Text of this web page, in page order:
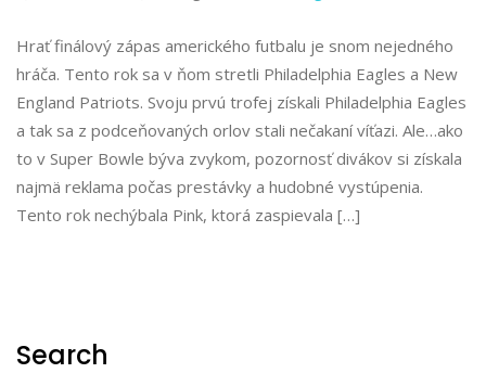
Hrať finálový zápas amerického futbalu je snom nejedného
hráča. Tento rok sa v ňom stretli Philadelphia Eagles a New
England Patriots. Svoju prvú trofej získali Philadelphia Eagles
a tak sa z podceňovaných orlov stali nečakaní víťazi. Ale…ako
to v Super Bowle býva zvykom, pozornosť divákov si získala
najmä reklama počas prestávky a hudobné vystúpenia.
Tento rok nechýbala Pink, ktorá zaspievala […]
Search